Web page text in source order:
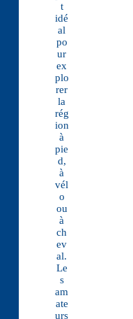
t
idé
al
po
ur
ex
plo
rer
la
rég
ion
à
pie
d,
à
vél
o
ou
à
ch
ev
al.
Le
s
am
ate
urs